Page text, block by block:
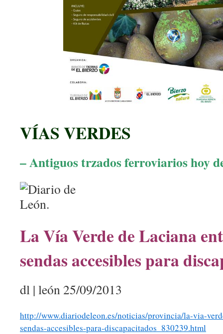
VÍAS VERDES
– Antiguos trzados ferroviarios hoy
La Vía Verde de Laciana
sendas accesibles para
dl | león 25/09/2013
http://www.diariodeleon.es/noticias/provincia/la-via-
sendas-accesibles-para-discapacitados_830239.html